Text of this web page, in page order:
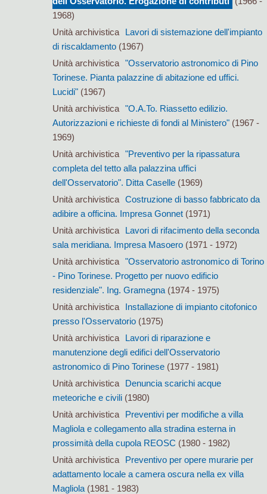
1968)
Unità archivistica
Lavori di sistemazione dell'impianto
di riscaldamento(1967)
Unità archivistica
"Osservatorio astronomico di Pino
Torinese. Pianta palazzine di abitazione ed uffici.
Lucidi"(1967)
Unità archivistica
"O.A.To. Riassetto edilizio.
Autorizzazioni e richieste di fondi al Ministero"(1967 -
1969)
Unità archivistica
"Preventivo per la ripassatura
completa del tetto alla palazzina uffici
dell'Osservatorio". Ditta Caselle(1969)
Unità archivistica
Costruzione di basso fabbricato da
adibire a officina. Impresa Gonnet(1971)
Unità archivistica
Lavori di rifacimento della seconda
sala meridiana. Impresa Masoero(1971 - 1972)
Unità archivistica
"Osservatorio astronomico di Torino
- Pino Torinese. Progetto per nuovo edificio
residenziale". Ing. Gramegna(1974 - 1975)
Unità archivistica
Installazione di impianto citofonico
presso l'Osservatorio(1975)
Unità archivistica
Lavori di riparazione e
manutenzione degli edifici dell'Osservatorio
astronomico di Pino Torinese(1977 - 1981)
Unità archivistica
Denuncia scarichi acque
meteoriche e civili(1980)
Unità archivistica
Preventivi per modifiche a villa
Magliola e collegamento alla stradina esterna in
prossimità della cupola REOSC (1980 - 1982)
Unità archivistica
Preventivo per opere murarie per
adattamento locale a camera oscura nella ex villa
Magliola(1981 - 1983)